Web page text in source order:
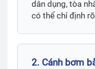
dân dụng, tòa
có thể chỉ định
2. Cánh bơm